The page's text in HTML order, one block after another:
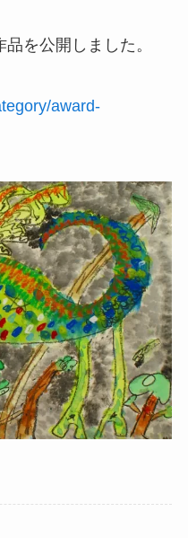
を公開しました。
award-